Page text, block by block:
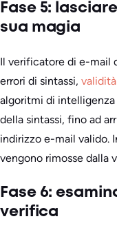
Fase 5:
sua magia
Il verificatore di e-mail
errori di sintassi,
algoritmi di
della sintassi, fino ad
indirizzo e-mail valido.
vengono rimosse dalla
Fase 6:
verifica